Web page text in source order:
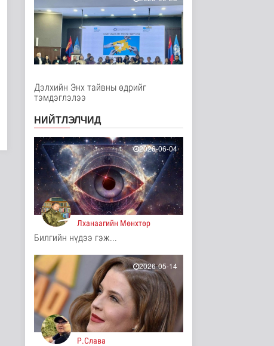
2 цаг 55 минутын өмнө
Монелийн гудамжны
авто замыг өнөөдрөөс
хааж, зас..
Нийгэм 2 цагийн өмнө
Орон сууцны залиланд
Улс төр
2 цаг 16 минутын өмнө
Цөмийн эрчим хүчний
хөрөнгө оруулалтыг
2050 он х..
Дэлхийд
2 цаг 19 минутын өмнө
НТТТ: 11:00-16:00
цагийн хооронд
шаардлагагүй бо..
3 цаг 36 минутын өмнө
Д.Нацагдоржийн
мэндэлсний 120
жилийн ойд зориулс..
Танин мэдэхүй
3 цаг 43 минутын өмнө
Дэлхийн Энх тайвны өдрийг
тэмдэглэлээ
НИЙТЛЭЛЧИД
2026-06-04
Лханаагийн Мөнхтөр
Билгийн нүдээ гэж...
2026-05-14
Р.Слава